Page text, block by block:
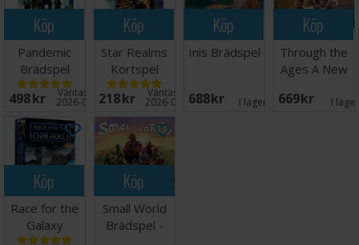
Köp
Pandemic
Brädspel
498 SEK Väntas in:
2026-08-15
Köp
Star Realms
Kortspel
218 SEK Väntas in:
2026-09-30
Köp
Inis Brädspel
688 SEK I lager: 13
Köp
Through the
Ages A New
Brädspel
669 SEK I
Köp
Race for the
Galaxy
Köp
Small World
Brädspel -